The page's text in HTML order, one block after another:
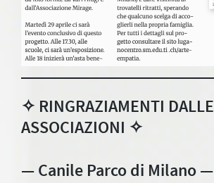
✧ RINGRAZIAMENTI DALLE
ASSOCIAZIONI ✧
— Canile Parco di Milano —